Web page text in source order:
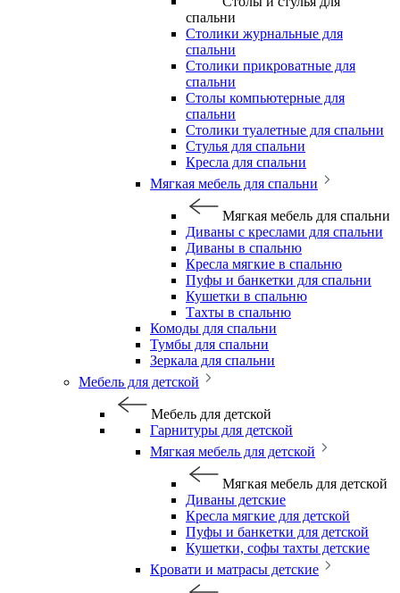
спальни
Столики журнальные для
спальни
Столики прикроватные для
спальни
Столы компьютерные для
спальни
Столики туалетные для спальни
Стулья для спальни
Кресла для спальни
Мягкая мебель для спальни
Мягкая мебель для спальни
Диваны с креслами для спальни
Диваны в спальню
Кресла мягкие в спальню
Пуфы и банкетки для спальни
Кушетки в спальню
Тахты в спальню
Комоды для спальни
Тумбы для спальни
Зеркала для спальни
Мебель для детской
Мебель для детской
Гарнитуры для детской
Мягкая мебель для детской
Мягкая мебель для детской
Диваны детские
Кресла мягкие для детской
Пуфы и банкетки для детской
Кушетки, софы тахты детские
Кровати и матрасы детские